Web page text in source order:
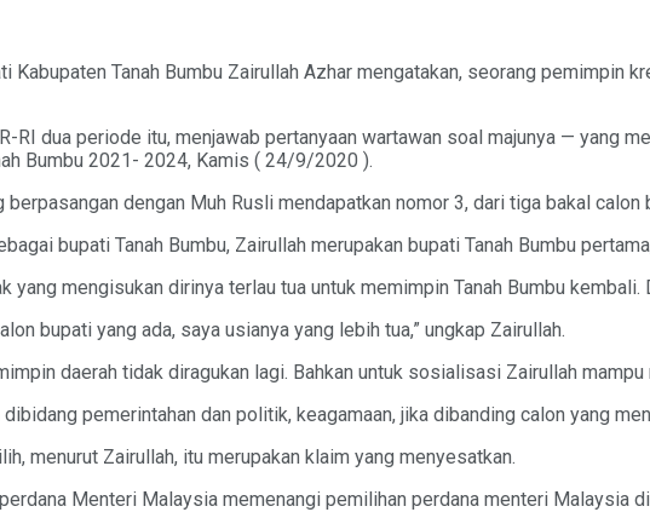
Kabupaten Tanah Bumbu Zairullah Azhar mengatakan, seorang pemimpin
RI dua periode itu, menjawab pertanyaan wartawan soal majunya — yang
Bumbu 2021- 2024, Kamis ( 24/9/2020 ).
dengan Muh Rusli mendapatkan nomor 3, dari tiga bakal calon
bupati Tanah Bumbu, Zairullah merupakan bupati Tanah Bumbu
yang mengisukan dirinya terlau tua untuk memimpin Tanah Bumbu kembali.
bupati yang ada, saya usianya yang lebih tua,” ungkap Zairullah.
daerah tidak diragukan lagi. Bahkan untuk sosialisasi Zairullah
pemerintahan dan politik, keagamaan, jika dibanding calon yang
menurut Zairullah, itu merupakan klaim yang menyesatkan.
Menteri Malaysia memenangi pemilihan perdana menteri Malaysia